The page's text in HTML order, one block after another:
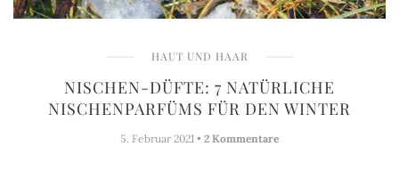
HAUT UND HAAR
NISCHEN-DÜFTE: 7 NATÜRLICHE
NISCHENPARFÜMS FÜR DEN WINTER
5. Februar 2021 • 2 Kommentare